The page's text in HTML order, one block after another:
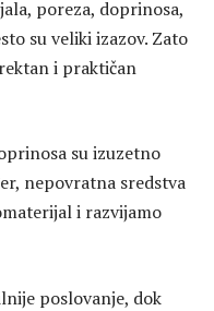
poreza, doprinosa,
su veliki izazov. Zato
i praktičan
su izuzetno
nepovratna sredstva
i razvijamo
poslovanje, dok